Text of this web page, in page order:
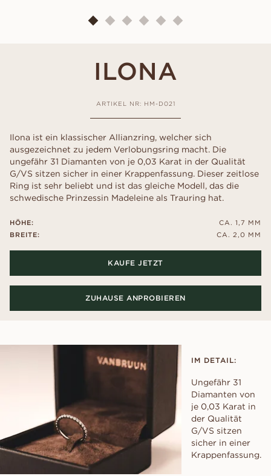
ILONA
ARTIKEL NR: HM-D021
Ilona ist ein klassischer Allianzring, welcher sich
ausgezeichnet zu jedem Verlobungsring macht. Die
ungefähr 31 Diamanten von je 0,03 Karat in der Qualität
G/VS sitzen sicher in einer Krappenfassung. Dieser zeitlose
Ring ist sehr beliebt und ist das gleiche Modell, das die
schwedische Prinzessin Madeleine als Trauring hat.
HÖHE:
BREITE:
CA. 1,7 MM
CA. 2,0 MM
KAUFE JETZT
ZUHAUSE ANPROBIEREN
IM DETAIL:
Ungefähr 31
Diamanten von
je 0,03 Karat in
der Qualität
G/VS sitzen
sicher in einer
Krappenfassung.